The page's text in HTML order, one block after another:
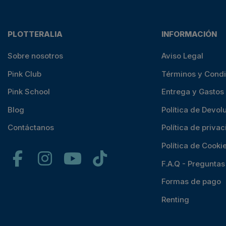
PLOTTERALIA
Sobre nosotros
Pink Club
Pink School
Blog
Contáctanos
INFORMACIÓN
Aviso Legal
Términos y
Entrega y
Política de
Política de
Política de
F.A.Q -
Formas de pago
Renting